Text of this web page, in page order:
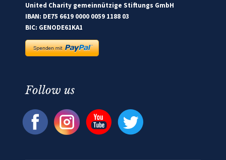
United Charity gemeinnützige Stiftungs GmbH
IBAN: DE75 6619 0000 0059 1188 03
BIC: GENODE61KA1
Follow us